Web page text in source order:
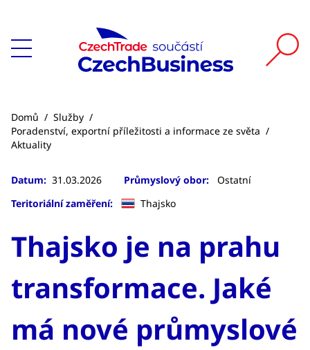
Domů / Služby /
Poradenství, exportní příležitosti a informace ze světa /
Aktuality
Datum: 31.03.2026 Průmyslový obor:
Ostatní
Teritoriální zaměření:
Thajsko
Thajsko je na prahu
transformace. Jaké
má nové průmyslové